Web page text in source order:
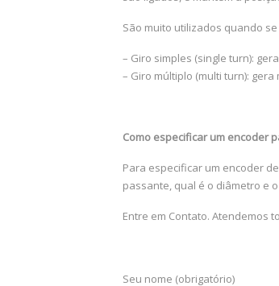
São muito utilizados quando
– Giro simples (single turn):
– Giro múltiplo (multi turn):
Como especificar um encoder
Para especificar um encoder
passante, qual é o diâmetro e
Entre em Contato. Atendemos
Seu nome (obrigatório)